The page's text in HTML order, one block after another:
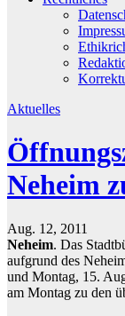
Aktuelles
Neheim
Aug. 12, 2011
Neheim. Das
aufgrund des
und Montag, 15.
am Montag zu den